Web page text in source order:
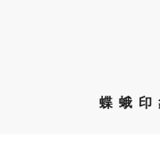
蝶蛾印